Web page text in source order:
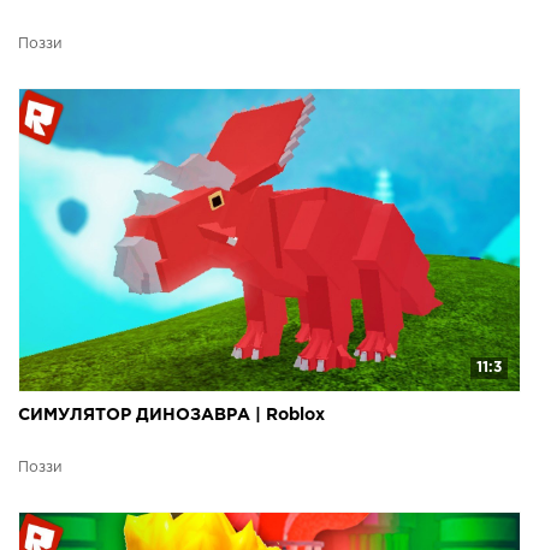
Поззи
11:3
СИМУЛЯТОР ДИНОЗАВРА | Roblox
Поззи